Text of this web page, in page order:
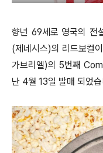
향년 69세로 영국의 전
(제네시스)의 리드보컬
가브리엘)의 5번째
난 4월 13일 발매 되었